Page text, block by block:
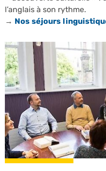
l’anglais à son rythme.
→ Nos séjours